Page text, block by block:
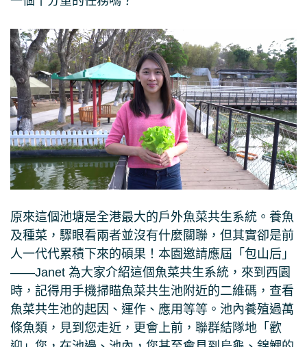
原來這個池塘是全港最大的戶外魚菜共生系統。養魚
及種菜，驟眼看兩者並沒有什麼關聯，但其實卻是前
人一代代累積下來的碩果！本園邀請應屆「包山后」
——Janet 為大家介紹這個魚菜共生系統，來到西園
時，記得用手機掃瞄魚菜共生池附近的二維碼，查看
魚菜共生池的起因、運作、應用等等。池內養殖過萬
條魚類，見到您走近，更會上前，聯群結隊地「歡